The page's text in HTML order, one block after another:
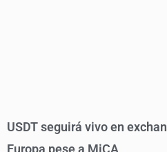
USDT seguirá vivo en
Europa pese a MiCA